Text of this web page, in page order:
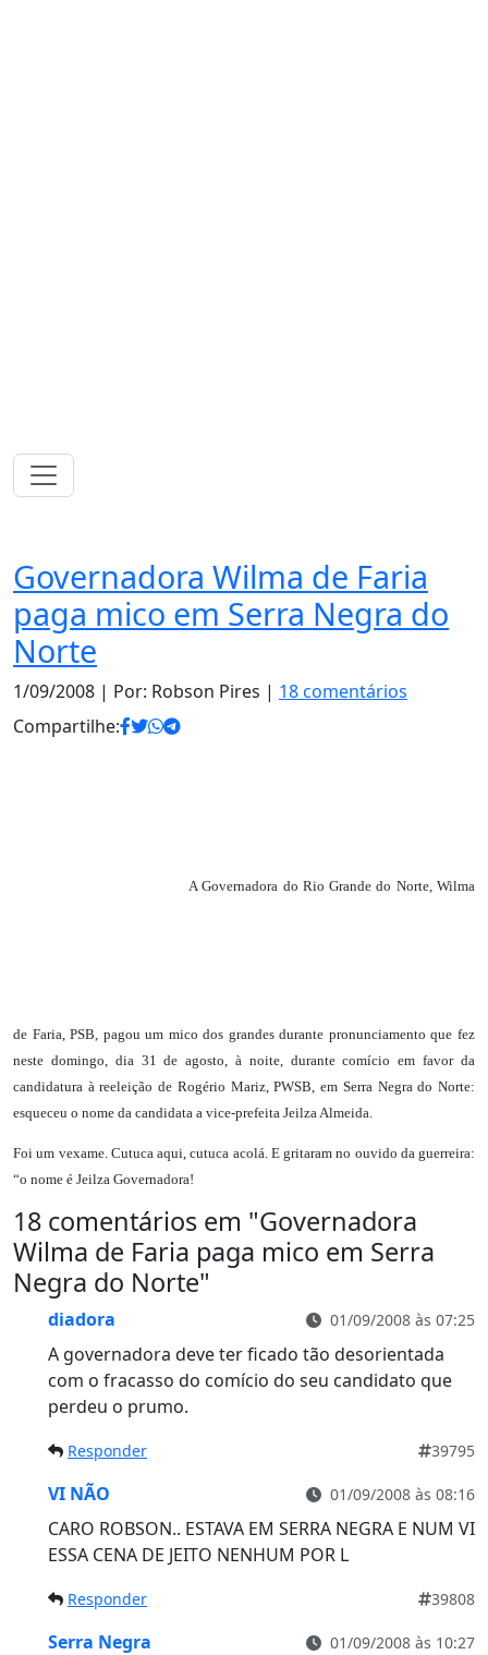
Governadora Wilma de Faria
paga mico em Serra Negra do
Norte
1/09/2008 | Por: Robson Pires | 18 comentários
Compartilhe:
A Governadora do Rio Grande do Norte, Wilma
de Faria, PSB, pagou um mico dos grandes durante pronunciamento que fez
neste domingo, dia 31 de agosto, à noite, durante comício em favor da
candidatura à reeleição de Rogério Mariz, PWSB, em Serra Negra do Norte:
esqueceu o nome da candidata a vice-prefeita Jeilza Almeida.
Foi um vexame. Cutuca aqui, cutuca acolá. E gritaram no ouvido da guerreira:
“o nome é Jeilza Governadora!
18 comentários em "Governadora
Wilma de Faria paga mico em Serra
Negra do Norte"
diadora 01/09/2008 às 07:25
A governadora deve ter ficado tão desorientada
com o fracasso do comício do seu candidato que
perdeu o prumo.
Responder 39795
VI NÃO 01/09/2008 às 08:16
CARO ROBSON.. ESTAVA EM SERRA NEGRA E NUM VI
ESSA CENA DE JEITO NENHUM POR L
Responder 39808
Serra Negra 01/09/2008 às 10:27